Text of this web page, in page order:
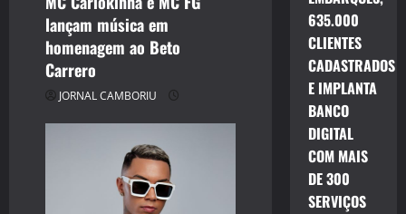
lançam música em
homenagem ao Beto
Carrero
JORNAL CAMBORIU
635.000
CLIENTES
CADASTRADOS
E IMPLANTA
BANCO
DIGITAL
COM MAIS
DE 300
SERVIÇOS